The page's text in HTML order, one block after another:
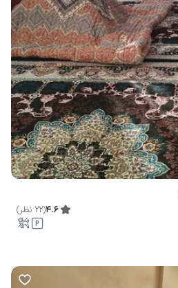
4.6
(
22 نظر)